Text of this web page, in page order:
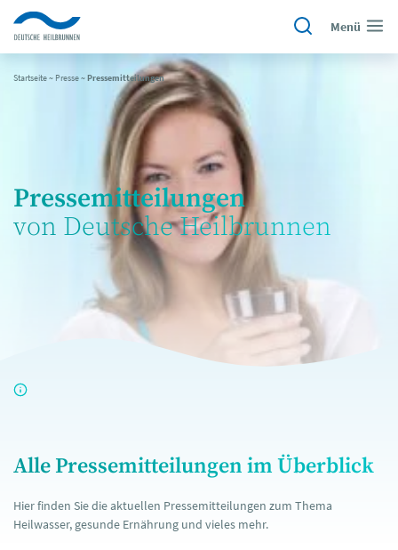
Menü
Startseite~ Presse~Pressemitteilungen
Pressemitteilungen
von Deutsche Heilbrunnen
Alle Pressemitteilungen im Überblick
Hier finden Sie die aktuellen Pressemitteilungen zum Thema
Heilwasser, gesunde Ernährung und vieles mehr.